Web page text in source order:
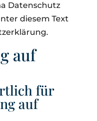
Datenschutz
diesem Text
auf
für
auf